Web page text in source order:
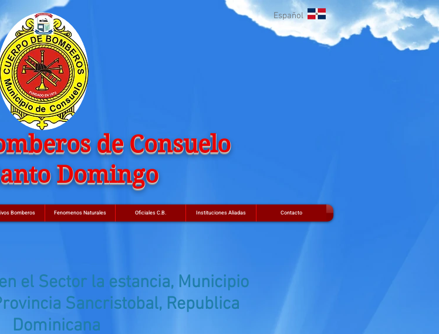
Español
de Consuelo
Domingo
Bomberos Fenomenos Naturales Oficiales C.B. Instituciones Aliadas Contacto
el Sector la estancia, Municipio
Sancristobal, Republica
Dominicana